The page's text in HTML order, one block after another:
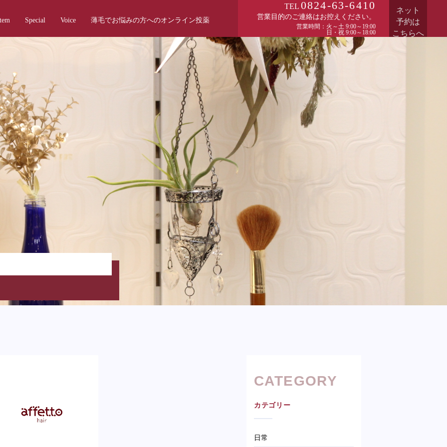
Special Voice 薄毛でお悩みの方へのオンライン投薬
TEL 0824-63-6410
営業目的のご連絡はお控えください。
営業時間：火～土 9:00～19:00
日・祝 9:00～18:00
ネット
予約は
こちらへ
CATEGORY
カテゴリー
日常